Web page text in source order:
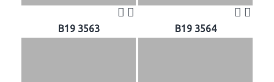
B19 3563 B19 3564